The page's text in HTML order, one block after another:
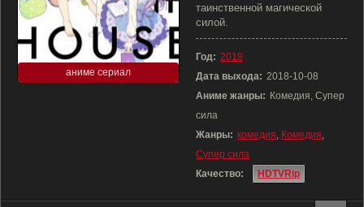
аниме сериал
таинственной магической
силой.
Год: 2018
Дата выхода: 2018-10-08
Аниме жанры: Комедия, Супер
сила
Жанры: комедия, Комедия,
Супер сила
Качество:
HDTVRip